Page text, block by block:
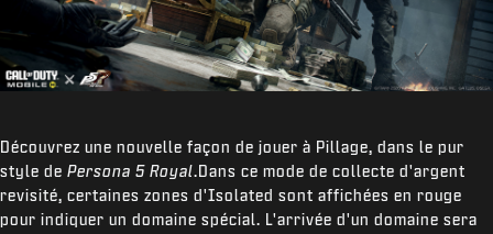
Découvrez une nouvelle façon de jouer à Pillage, dans le pur
style de Persona 5 Royal.Dans ce mode de collecte d'argent
revisité, certaines zones d'Isolated sont affichées en rouge
pour indiquer un domaine spécial. L'arrivée d'un domaine sera